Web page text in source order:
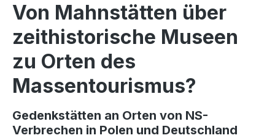
Von Mahnstätten über
zeithistorische Museen
zu Orten des
Massentourismus?
Gedenkstätten an Orten von NS-
Verbrechen in Polen und Deutschland